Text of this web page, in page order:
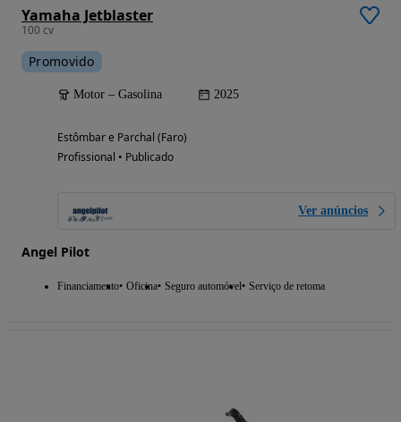
Yamaha Jetblaster
100 cv
Promovido
Motor – Gasolina 2025
Estômbar e Parchal (Faro)
Profissional • Publicado
Ver anúncios
Angel Pilot
Financiamento Oficina Seguro automóvel Serviço de retoma